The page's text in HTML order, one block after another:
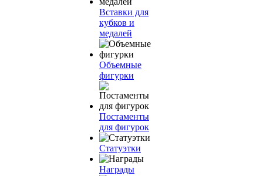
Вставки для
кубков и
медалей
Объемные
фигурки
Постаменты
для фигурок
Статуэтки
Награды